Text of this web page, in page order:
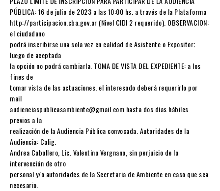
PÚBLICA: 16 de julio de 2023 a las 10:00 hs. a través de la Plataforma
http://participacion.cba.gov.ar (Nivel CIDI 2 requerido). OBSERVACION:
el ciudadano
podrá inscribirse una sola vez en calidad de Asistente o Expositor;
luego de aceptada
la opción no podrá cambiarla. TOMA DE VISTA DEL EXPEDIENTE: a los
fines de
tomar vista de las actuaciones, el interesado deberá requerirlo por
mail
audienciaspublicasambiente@gmail.com hasta dos días hábiles
previos a la
realización de la Audiencia Pública convocada. Autoridades de la
Audiencia: Calig.
Andrea Caballero, Lic. Valentina Vergnano, sin perjuicio de la
intervención de otro
personal y/o autoridades de la Secretaria de Ambiente en caso que sea
necesario.